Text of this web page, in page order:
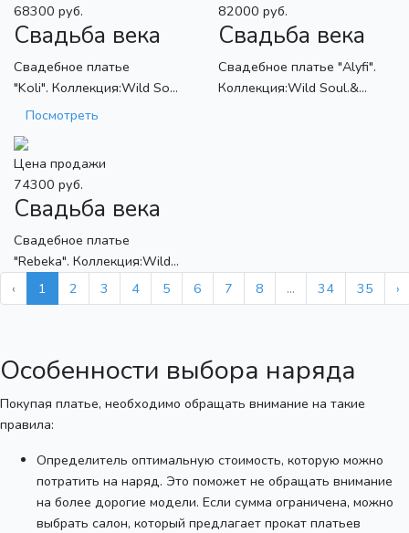
68300 руб.
Свадьба века
Свадебное платье
"Koli". Коллекция:Wild So...
82000 руб.
Свадьба века
Свадебное платье "Alyfi".
Коллекция:Wild Soul.&...
Посмотреть
Цена продажи
74300 руб.
Свадьба века
Свадебное платье
"Rebeka". Коллекция:Wild...
‹
1 2 3 4 5 6 7 8 ... 34 35 ›
Особенности выбора наряда
Покупая платье, необходимо обращать внимание на такие
правила:
Определитель оптимальную стоимость, которую можно
потратить на наряд. Это поможет не обращать внимание
на более дорогие модели. Если сумма ограничена, можно
выбрать салон, который предлагает прокат платьев